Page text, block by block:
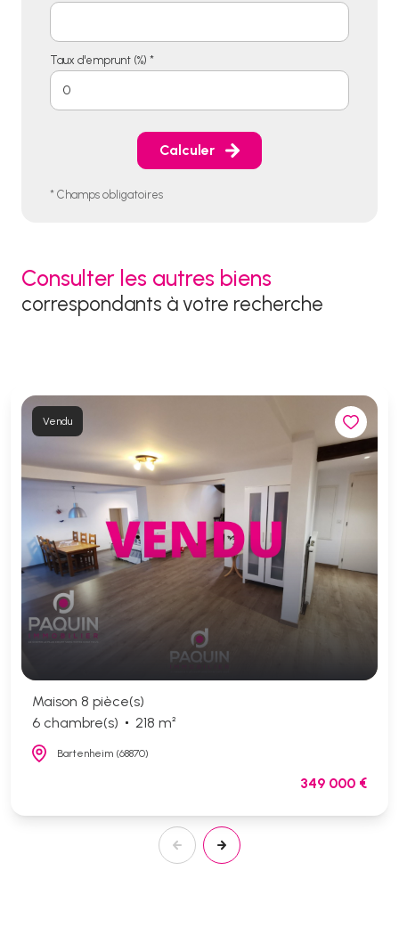
Taux d'emprunt (%) *
Calculer
* Champs obligatoires
Consulter les autres biens
correspondants à votre recherche
Vendu
Maison 8 pièce(s)
6 chambre(s)
218 m²
Bartenheim (68870)
349 000 €